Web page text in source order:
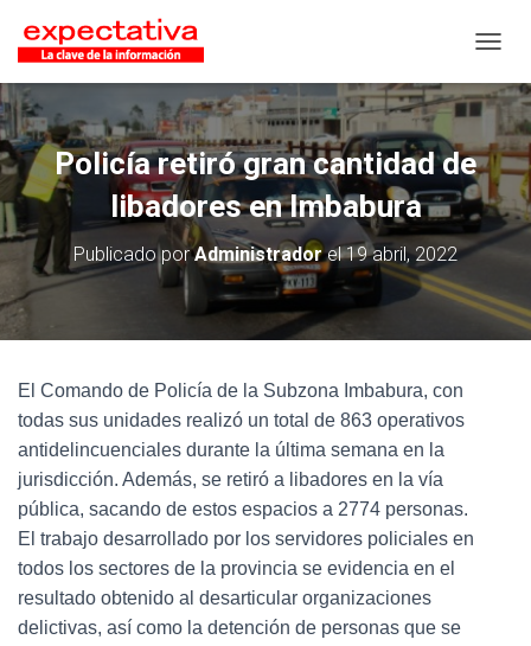
Policía retiró gran cantidad de
libadores en Imbabura
Publicado porAdministradorel19 abril, 2022
El Comando de Policía de la Subzona Imbabura, con
todas sus unidades realizó un total de 863 operativos
antidelincuenciales durante la última semana en la
jurisdicción. Además, se retiró a libadores en la vía
pública, sacando de estos espacios a 2774 personas.
El trabajo desarrollado por los servidores policiales en
todos los sectores de la provincia se evidencia en el
resultado obtenido al desarticular organizaciones
delictivas, así como la detención de personas que se